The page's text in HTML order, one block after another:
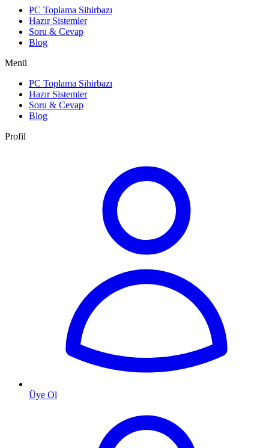
PC Toplama Sihirbazı
Hazır Sistemler
Soru & Cevap
Blog
Menü
PC Toplama Sihirbazı
Hazır Sistemler
Soru & Cevap
Blog
Profil
Üye Ol